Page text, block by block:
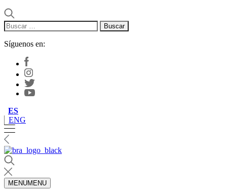
Buscar:
Síguenos en:
ES
ENG
MENUMENU